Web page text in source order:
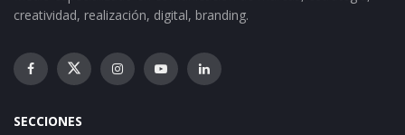
creatividad, realización, digital, branding.
SECCIONES